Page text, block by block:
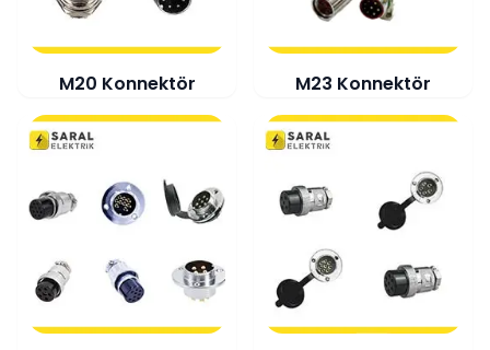
M20 Konnektör M23 Konnektör